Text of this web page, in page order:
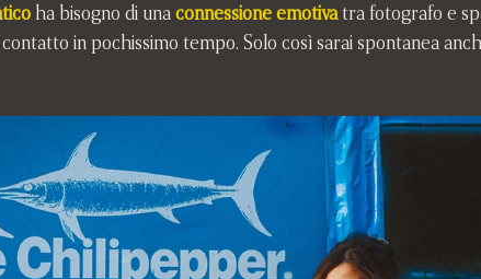
ha bisogno di una connessione emotiva tra fotografo e
in pochissimo tempo. Solo così sarai spontanea